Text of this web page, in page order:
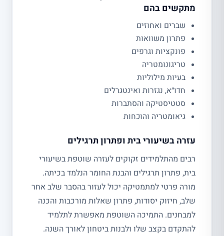
מתקשים בהם
שברים ואחוזים
פתרון משוואות
פונקציות וגרפים
טריגונומטריה
בעיות מילוליות
חדו״א, נגזרות ואינטגרלים
סטטיסטיקה והסתברות
גיאומטריה והוכחות
עזרה בשיעורי בית ופתרון תרגילים
רבים מהתלמידים זקוקים לעזרה שוטפת בשיעורי
בית, פתרון תרגילים והבנת החומר הנלמד בכיתה.
מורה פרטי למתמטיקה יכול לעזור בהסבר שלב אחר
שלב, חיזוק יסודות, פתרון שאלות מורכבות והכנה
למבחנים. התמיכה השוטפת מאפשרת לתלמיד
להתקדם בקצב שלו ולבנות ביטחון לאורך השנה.